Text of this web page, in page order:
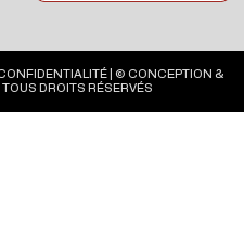
| © CONCEPTION &
TOUS DROITS RÉSERVÉS